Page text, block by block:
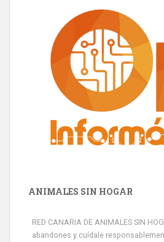
ANIMALES SIN HOGAR
RED CANARIA DE ANIMALES SIN
abandones y cuídale